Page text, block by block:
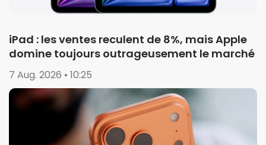
iPad : les ventes reculent de 8%, mais Apple
domine toujours outrageusement le marché
7 Aug. 2026 • 10:25